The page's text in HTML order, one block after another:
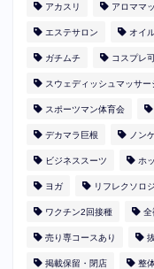
アカスリ アロママ
エステサロン オイ
ガチムチ コスプレ
スウェディッシュマッサー
スポーツマン体育会
デカマラ巨根 ノン
ビジネススーツ ホ
ヨガ リフレクソロ
ワクチン2回接種 全
売り専コースあり
掲載保留・閉店 整